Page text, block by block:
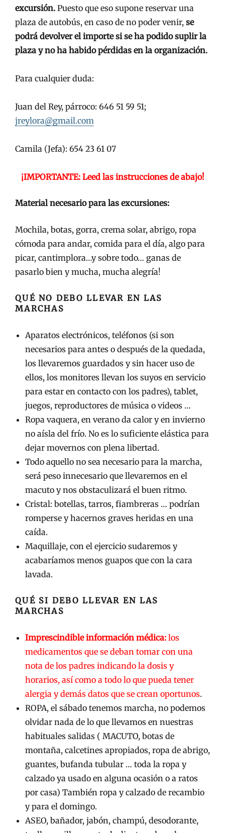
excursión. Puesto que eso supone reservar una
plaza de autobús, en caso de no poder venir, se
podrá devolver el importe si se ha podido suplir la
plaza y no ha habido pérdidas en la organización.
Para cualquier duda:
Juan del Rey, párroco: 646 51 59 51;
jreylora@gmail.com
Camila (Jefa): 654 23 61 07
¡IMPORTANTE: Leed las instrucciones de abajo!
Material necesario para las excursiones:
Mochila, botas, gorra, crema solar, abrigo, ropa
cómoda para andar, comida para el día, algo para
picar, cantimplora…y sobre todo… ganas de
pasarlo bien y mucha, mucha alegría!
QUÉ NO DEBO LLEVAR EN LAS
MARCHAS
Aparatos electrónicos, teléfonos (si son
necesarios para antes o después de la quedada,
los llevaremos guardados y sin hacer uso de
ellos, los monitores llevan los suyos en servicio
para estar en contacto con los padres), tablet,
juegos, reproductores de música o videos …
Ropa vaquera, en verano da calor y en invierno
no aísla del frío. No es lo suficiente elástica para
dejar movernos con plena libertad.
Todo aquello no sea necesario para la marcha,
será peso innecesario que llevaremos en el
macuto y nos obstaculizará el buen ritmo.
Cristal: botellas, tarros, fiambreras … podrían
romperse y hacernos graves heridas en una
caída.
Maquillaje, con el ejercicio sudaremos y
acabaríamos menos guapos que con la cara
lavada.
QUÉ SI DEBO LLEVAR EN LAS
MARCHAS
Imprescindible información médica: los
medicamentos que se deban tomar con una
nota de los padres indicando la dosis y
horarios, así como a todo lo que pueda tener
alergia y demás datos que se crean oportunos.
ROPA, el sábado tenemos marcha, no podemos
olvidar nada de lo que llevamos en nuestras
habituales salidas ( MACUTO, botas de
montaña, calcetines apropiados, ropa de abrigo,
guantes, bufanda tubular … toda la ropa y
calzado ya usado en alguna ocasión o a ratos
por casa) También ropa y calzado de recambio
y para el domingo.
ASEO, bañador, jabón, champú, desodorante,